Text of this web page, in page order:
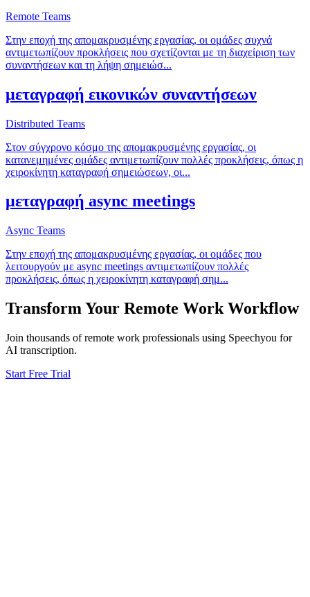
Remote Teams
Στην εποχή της απομακρυσμένης εργασίας, οι ομάδες συχνά
αντιμετωπίζουν προκλήσεις που σχετίζονται με τη διαχείριση των
συναντήσεων και τη λήψη σημειώσ...
μεταγραφή εικονικών συναντήσεων
Distributed Teams
Στον σύγχρονο κόσμο της απομακρυσμένης εργασίας, οι
κατανεμημένες ομάδες αντιμετωπίζουν πολλές προκλήσεις, όπως η
χειροκίνητη καταγραφή σημειώσεων, οι...
μεταγραφή async meetings
Async Teams
Στην εποχή της απομακρυσμένης εργασίας, οι ομάδες που
λειτουργούν με async meetings αντιμετωπίζουν πολλές
προκλήσεις, όπως η χειροκίνητη καταγραφή σημ...
Transform Your Remote WorkWorkflow
Join thousands ofremote work professionals using Speechyou for
AI transcription.
Start Free Trial